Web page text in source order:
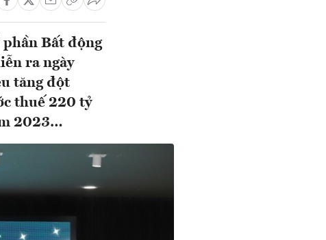
Bất động
ra ngày
tăng đột
thuế 220 tỷ
2023…